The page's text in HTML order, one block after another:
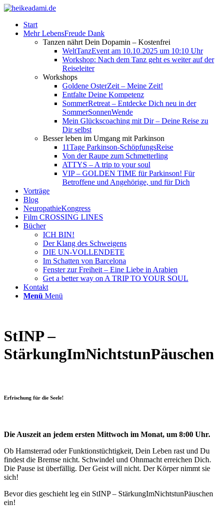
Start
Mehr LebensFreude Dank
Tanzen nährt Dein Dopamin – Kostenfrei
WeltTanzEvent am 10.10.2025 um 10:10 Uhr
Workshop: Nach dem Tanz geht es weiter auf der
Reiseleiter
Workshops
Goldene OsterZeit – Meine Zeit!
Entfalte Deine Kompetenz
SommerRetreat – Entdecke Dich neu in der
SommerSonnenWende
Mein Glückscoaching mit Dir – Deine Reise zu
Dir selbst
Besser leben im Umgang mit Parkinson
11Tage Parkinson-SchöpfungsReise
Von der Raupe zum Schmetterling
ATTYS – A trip to your soul
VIP – GOLDEN TIME für Parkinson! Für
Betroffene und Angehörige, und für Dich
Vorträge
Blog
NeuropathieKongress
Film CROSSING LINES
Bücher
ICH BIN!
Der Klang des Schweigens
DIE UN-VOLLENDETE
Im Schatten von Barcelona
Fenster zur Freiheit – Eine Liebe in Arabien
Get a better way on A TRIP TO YOUR SOUL
Kontakt
Menü Menü
StINP –
StärkungImNichtstunPäuschen
Erfrischung für die Seele!
Die Auszeit an jedem ersten Mittwoch im Monat, um 8:00 Uhr.
Ob Hamsterrad oder Funktionstüchtigkeit, Dein Leben rast und Du
findest die Bremse nicht. Schwindel und Ohnmacht erreichen Dich.
Die Pause ist überfällig. Der Geist will nicht. Der Körper nimmt sie
sich!
Bevor dies geschieht leg ein StINP – StärkungImNichtstunPäuschen
ein!